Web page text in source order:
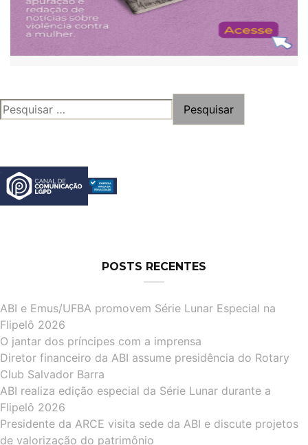
PESQUISAR
POR:
POSTS RECENTES
ABI e Emus/UFBA promovem Série Lunar Especial na
Flipelô 2026
O jantar dos príncipes com a imprensa
Diretor financeiro da ABI assume presidência do Rotary
Club Salvador Barra
ABI realiza edição especial da Série Lunar durante a
Flipelô 2026
Presidente da ARCE visita sede da ABI e discute projetos
de valorização do patrimônio